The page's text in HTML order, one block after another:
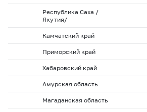
Республика Саха /
Якутия/
Камчатский край
Приморский край
Хабаровский край
Амурская область
Магаданская область